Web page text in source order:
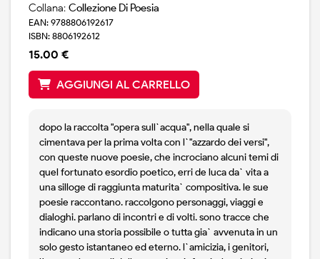
Collana: Collezione Di Poesia
EAN: 9788806192617
ISBN: 8806192612
15.00 €
AGGIUNGI AL CARRELLO
dopo la raccolta "opera sull`acqua", nella quale si
cimentava per la prima volta con l`"azzardo dei versi",
con queste nuove poesie, che incrociano alcuni temi di
quel fortunato esordio poetico, erri de luca da` vita a
una silloge di raggiunta maturita` compositiva. le sue
poesie raccontano. raccolgono personaggi, viaggi e
dialoghi. parlano di incontri e di volti. sono tracce che
indicano una storia possibile o tutta gia` avvenuta in un
solo gesto istantaneo ed eterno. l`amicizia, i genitori,